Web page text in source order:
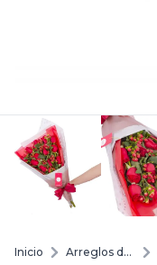
Inicio
Arreglos de